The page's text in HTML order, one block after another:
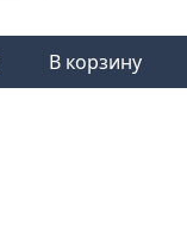
В корзину